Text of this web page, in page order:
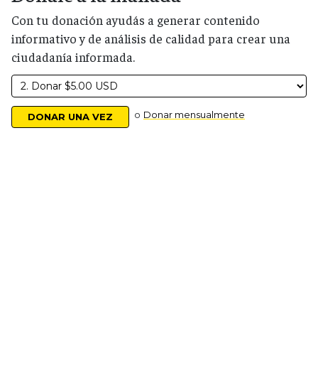
Con tu donación ayudás a generar contenido
informativo y de análisis de calidad para crear una
ciudadanía informada.
o Donar mensualmente